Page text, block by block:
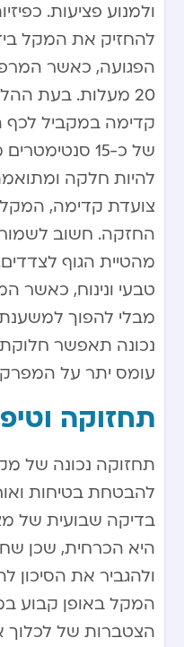
ולמנוע פציעות.
להחזיק את המקל
20 מעלות. בעת
קדימה במקביל לכף
של כ-15
להיות חלקה
צועדת קדימה,
החזקה. חשוב לשמור
מהטיית הגוף
טבעי ונינוח, כאשר
מבלי להפוך
נכונה תאפשר
עומס יתר על
תחזוקה
תחזוקה נכונה של
להבטחת בטיחות
בדיקה שבועית של
היא הכרחית, שכן
ולהגביר את הסיכון
המקל באופן קבוע
הצטברות של לכלוך